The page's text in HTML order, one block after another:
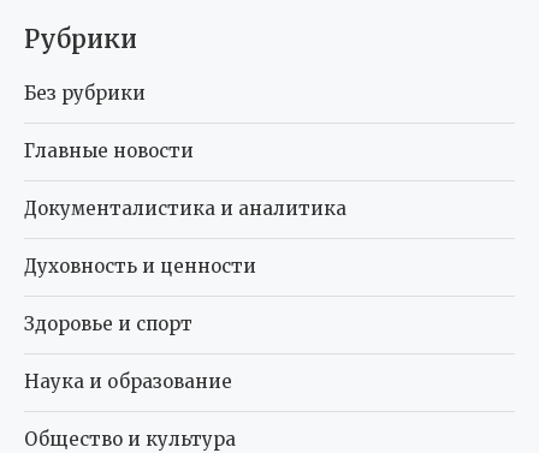
Рубрики
Без рубрики
Главные новости
Документалистика и аналитика
Духовность и ценности
Здоровье и спорт
Наука и образование
Общество и культура